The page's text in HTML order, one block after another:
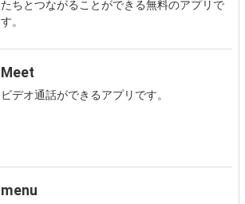
たちとつながることができる無料のアプリで
す。
Meet
ビデオ通話ができるアプリです。
menu